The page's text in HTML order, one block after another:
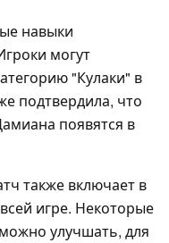
навыки
могут
"Кулаки" в
подтвердила, что
появятся в
также включает в
игре. Некоторые
улучшать, для